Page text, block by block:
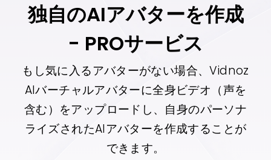
独自のAIアバターを作成
- PROサービス
もし気に入るアバターがない場合、Vidnoz
AIバーチャルアバターに全身ビデオ（声を
含む）をアップロードし、自身のパーソナ
ライズされたAIアバターを作成することが
できます。